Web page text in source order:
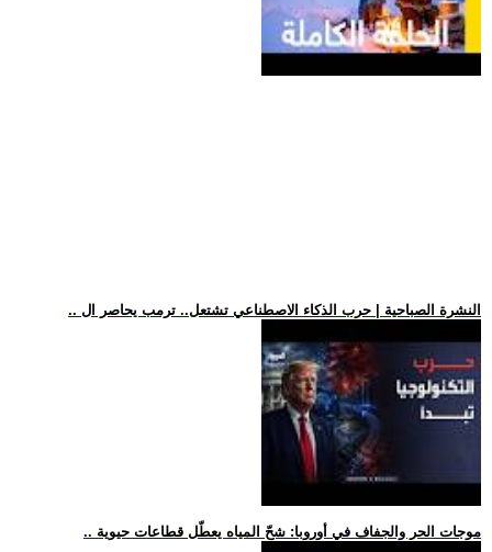
.. النشرة الصباحية | حرب الذكاء الاصطناعي تشتعل.. ترمب يحاصر ال
.. موجات الحر والجفاف في أوروبا: شحّ المياه يعطّل قطاعات حيوية